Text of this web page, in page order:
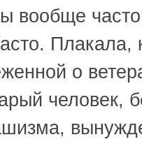
вообще
Плакала,
о
человек,